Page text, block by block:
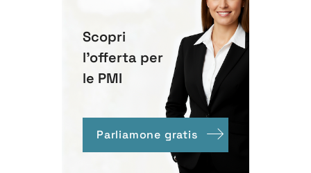
Scopri
l'offerta per
le PMI
Parliamone gratis